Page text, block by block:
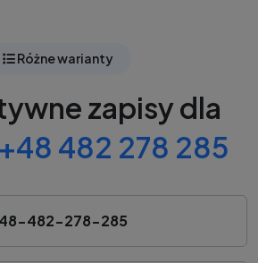
Różne warianty
zapisy dla
+48 482 278 285
482-278-285